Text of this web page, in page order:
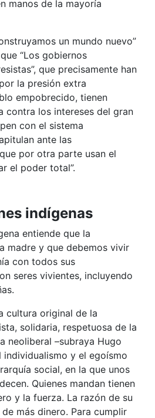
manos de la mayoría
un mundo nuevo”
“Los gobiernos
que precisamente han
la presión extra
empobrecido, tienen
contra los intereses del gran
con el sistema
ante las
por otra parte usan el
el poder total”.
indígenas
entiende que la
madre y que debemos vivir
con todos sus
seres vivientes, incluyendo
cultura original de la
solidaria, respetuosa de la
neoliberal –subraya Hugo
individualismo y el egoísmo
social, en la que unos
Quienes mandan tienen
y la fuerza. La razón de su
más dinero. Para cumplir